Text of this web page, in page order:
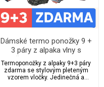
Dámské termo ponožky 9 +
3 páry z alpaka vlny s
tradičním pleteným vzorem
vločky
Termoponožky z alpaky 9+3 páry
zdarma se stylovým pleteným
vzorem vločky. Jedinečná a